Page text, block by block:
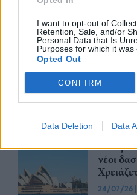
I want to opt-out of
Retention, Sale, and/or
Personal Data that Is
Purposes for which it was
Opted Out
CONFIRM
Data Deletion Data
28/07/26|
νέοι
24/07/26 |